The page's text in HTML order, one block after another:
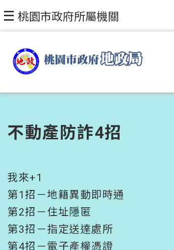
跳到主要內容區塊
桃園市政府所屬機關
不動產防詐4招
我來+1
第1招－地籍異動即時通
第2招－住址隱匿
第3招－指定送達處所
第4招－電子產權憑證